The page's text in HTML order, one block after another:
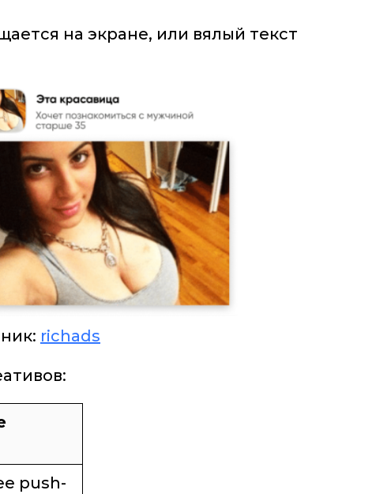
на экране, или вялый текст
richads
push-